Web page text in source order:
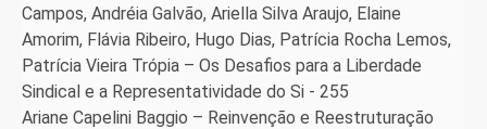
Campos, Andréia Galvão, Ariella Silva Araujo, Elaine
Amorim, Flávia Ribeiro, Hugo Dias, Patrícia Rocha Lemos,
Patrícia Vieira Trópia – Os Desafios para a Liberdade
Sindical e a Representatividade do Si - 255
Ariane Capelini Baggio – Reinvenção e Reestruturação